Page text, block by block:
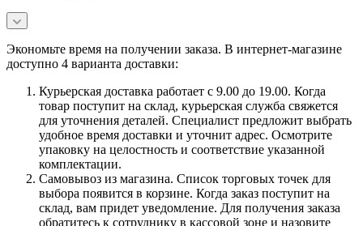
Экономьте время на получении заказа. В интернет-магазине
доступно 4 варианта доставки:
Курьерская доставка работает с 9.00 до 19.00. Когда
товар поступит на склад, курьерская служба свяжется
для уточнения деталей. Специалист предложит выбрать
удобное время доставки и уточнит адрес. Осмотрите
упаковку на целостность и соответствие указанной
комплектации.
Самовывоз из магазина. Список торговых точек для
выбора появится в корзине. Когда заказ поступит на
склад, вам придет уведомление. Для получения заказа
обратитесь к сотруднику в кассовой зоне и назовите